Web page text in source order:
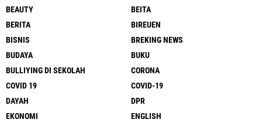
BEAUTY
BEITA
BERITA
BIREUEN
BISNIS
BREKING NEWS
BUDAYA
BUKU
BULLIYING DI SEKOLAH
CORONA
COVID 19
COVID-19
DAYAH
DPR
EKONOMI
ENGLISH